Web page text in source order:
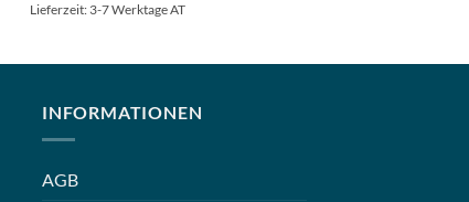
Lieferzeit: 3-7 Werktage AT
INFORMATIONEN
AGB